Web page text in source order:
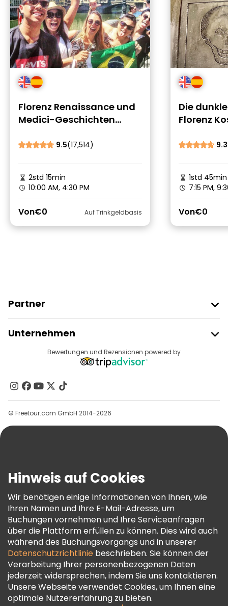
Florenz Renaissance und
Medici-Geschichten
9.5(17,514)
2std 15min
10:00 AM, 4:30 PM
Von€0 Auf Trinkgeldbasis
Die
Florenz
Legenden
9.3
1std 45min
7:15 PM,
Von€0
Partner
Anbieter-Anmeldung
Affiliate-Programm
Unternehmen
Reiseziele
Kontakt
Gruppen
Hilfe
AGB Und Rechtliches
Cookie-Richtlinie
Freetour Auszeichnungen
Treueprogramm
Bewertungen und Rezensionen powered by
© Freetour.com GmbH 2014-2026
Hinweis auf Cookies
Wir benötigen einige Informationen von Ihnen, wie
Ihren Namen und Ihre E-Mail-Adresse, um
Buchungen vornehmen und Ihre Serviceanfragen
über die Plattform erfüllen zu können. Dies wird auch
während des Buchungsvorgangs und in unserer
Datenschutzrichtlinie beschrieben. Sie können der
Verarbeitung Ihrer personenbezogenen Daten
jederzeit widersprechen, indem Sie uns kontaktieren.
Unsere Webseite verwendet Cookies, um Ihnen eine
optimale Nutzererfahrung zu bieten.